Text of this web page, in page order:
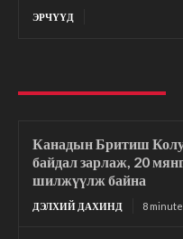
ЭРЧҮҮД
Канадын Бритиш
байдал зарлаж, 20
шилжүүлж байна
ДЭЛХИЙ ДАХИНД 8